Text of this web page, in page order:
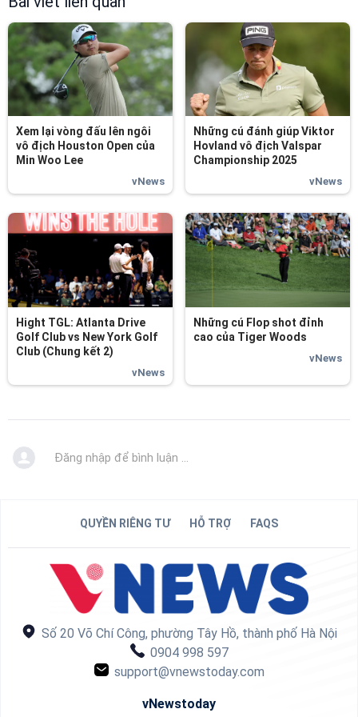
Xem lại vòng đấu lên ngôi
vô địch Houston Open của
Min Woo Lee
vNews
Những cú đánh giúp Viktor
Hovland vô địch Valspar
Championship 2025
vNews
Hight TGL: Atlanta Drive
Golf Club vs New York Golf
Club (Chung kết 2)
vNews
Những cú Flop shot đỉnh
cao của Tiger Woods
vNews
Đăng nhập để bình luận ...
QUYỀN RIÊNG TƯ HỖ TRỢ FAQS
Số 20 Võ Chí Công, phường Tây Hồ, thành phố Hà Nội
0904 998 597
support@vnewstoday.com
vNewstoday